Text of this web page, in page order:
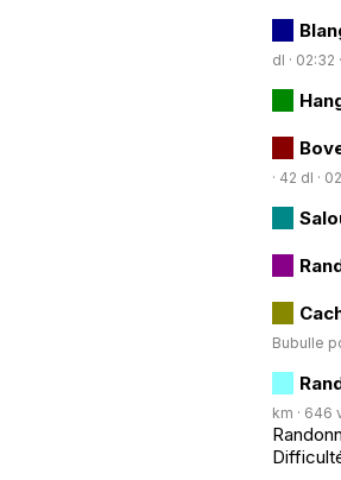
dl · 02:32 ·
· 42 dl ·
Bubulle
km · 646